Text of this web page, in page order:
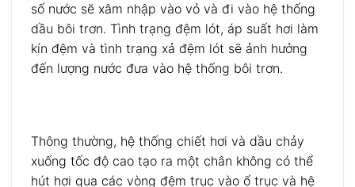
số nước sẽ xâm nhập vào vỏ và đi vào hệ thống
dầu bôi trơn. Tình trạng đệm lót, áp suất hơi làm
kín đệm và tình trạng xả đệm lót sẽ ảnh hưởng
đến lượng nước đưa vào hệ thống bôi trơn.
Thông thường, hệ thống chiết hơi và dầu chảy
xuống tốc độ cao tạo ra một chân không có thể
hút hơi qua các vòng đệm trục vào ổ trục và hệ